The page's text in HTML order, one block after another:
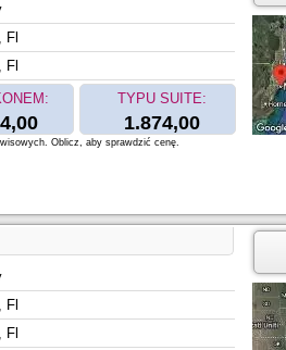
Fl
Fl
TYPU SUITE:
1.874,00
Oblicz, aby sprawdzić cenę.
Fl
Fl